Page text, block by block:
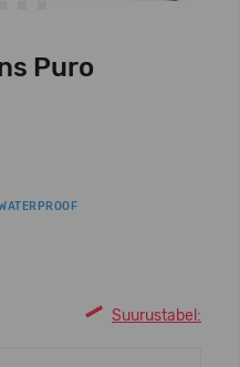
Puro
Suurustabel: